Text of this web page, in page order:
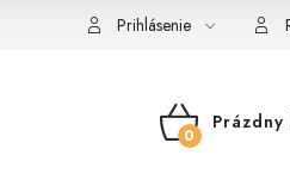
Prihlásenie
NÁKUPNÝ